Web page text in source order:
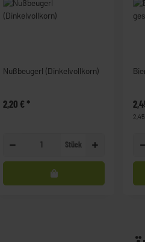
Nußbeugerl (Dinkelvollkorn)
2,20 €*
Stück